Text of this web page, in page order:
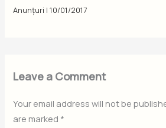
Anunțuri |10/01/2017
Leave a Comment
Your email address will not be
are marked *